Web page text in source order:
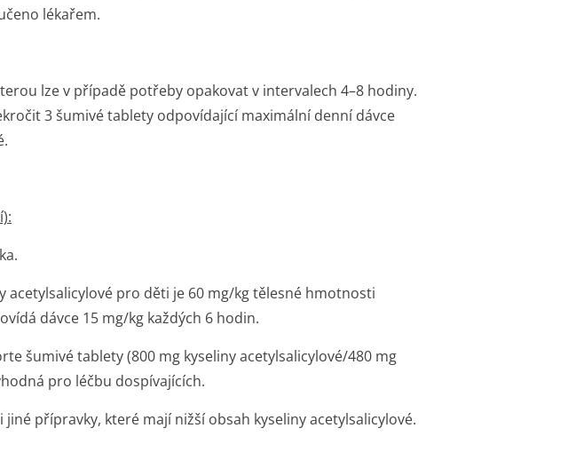
lékařem.
lze v případě potřeby opakovat v intervalech 4–8 hodiny.
3 šumivé tablety odpovídající maximální denní dávce
acetylsalicylové pro děti je 60 mg/kg tělesné hmotnosti
dávce 15 mg/kg každých 6 hodin.
šumivé tablety (800 mg kyseliny acetylsalicylo­vé/480 mg
pro léčbu dospívajících.
přípravky, které mají nižší obsah kyseliny acetylsalicylové.